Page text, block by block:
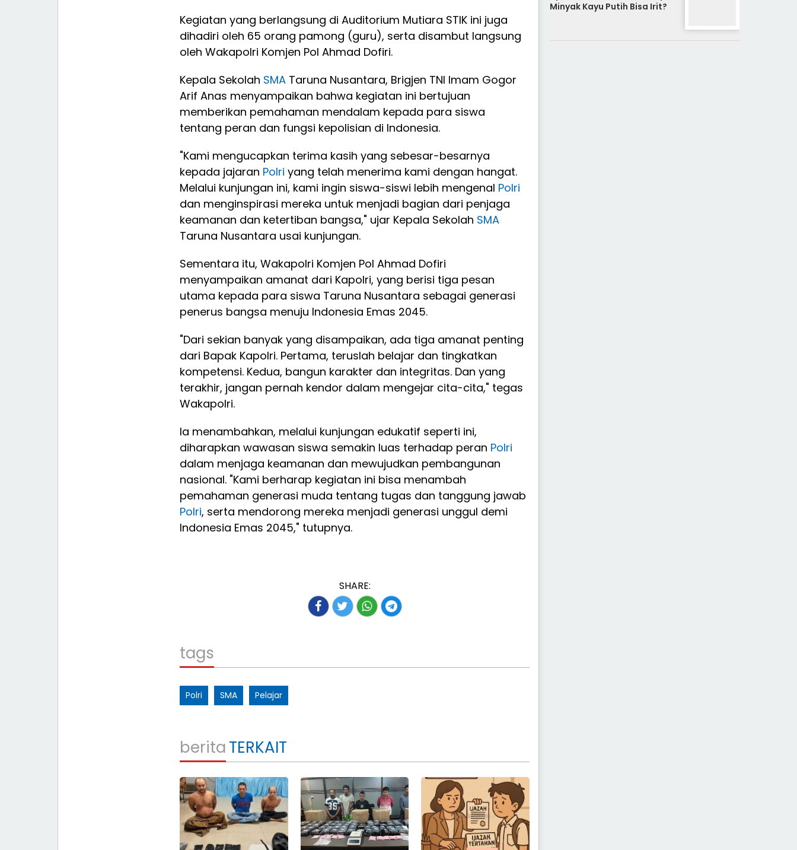
Kegiatan yang berlangsung di Auditorium Mutiara STIK ini juga
dihadiri oleh 65 orang pamong (guru), serta disambut langsung
oleh Wakapolri Komjen Pol Ahmad Dofiri.
Kepala Sekolah SMA Taruna Nusantara, Brigjen TNI Imam Gogor
Arif Anas menyampaikan bahwa kegiatan ini bertujuan
memberikan pemahaman mendalam kepada para siswa
tentang peran dan fungsi kepolisian di Indonesia.
"Kami mengucapkan terima kasih yang sebesar-besarnya
kepada jajaran Polri yang telah menerima kami dengan hangat.
Melalui kunjungan ini, kami ingin siswa-siswi lebih mengenal Polri
dan menginspirasi mereka untuk menjadi bagian dari penjaga
keamanan dan ketertiban bangsa," ujar Kepala Sekolah SMA
Taruna Nusantara usai kunjungan.
Sementara itu, Wakapolri Komjen Pol Ahmad Dofiri
menyampaikan amanat dari Kapolri, yang berisi tiga pesan
utama kepada para siswa Taruna Nusantara sebagai generasi
penerus bangsa menuju Indonesia Emas 2045.
"Dari sekian banyak yang disampaikan, ada tiga amanat penting
dari Bapak Kapolri. Pertama, teruslah belajar dan tingkatkan
kompetensi. Kedua, bangun karakter dan integritas. Dan yang
terakhir, jangan pernah kendor dalam mengejar cita-cita," tegas
Wakapolri.
Ia menambahkan, melalui kunjungan edukatif seperti ini,
diharapkan wawasan siswa semakin luas terhadap peran Polri
dalam menjaga keamanan dan mewujudkan pembangunan
nasional. "Kami berharap kegiatan ini bisa menambah
pemahaman generasi muda tentang tugas dan tanggung jawab
Polri, serta mendorong mereka menjadi generasi unggul demi
Indonesia Emas 2045," tutupnya.
SHARE:
tags
Polri SMA Pelajar
beritaTERKAIT
Minyak Kayu Putih Bisa Irit?